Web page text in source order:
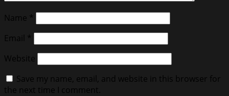
Name *
Email
*
Website
Save my name, email, and website in this browser for
the next time I comment.